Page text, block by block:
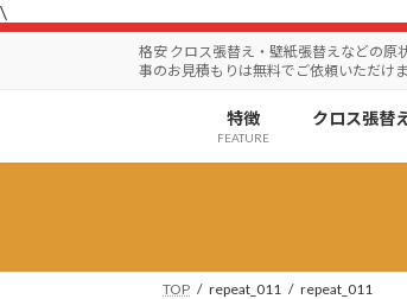
\コ
プ
ナ
動
格安 クロス張替え・壁紙張替えなどの
事のお見積もりは無料でご依頼いただけま
特徴
FEATURE
クロス張替
TOP repeat_011 repeat_011